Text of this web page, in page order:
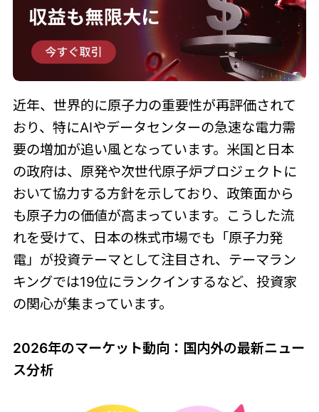
近年、世界的に原子力の重要性が再評価されて
おり、特にAIやデータセンターの急速な電力需
要の増加が追い風となっています。米国と日本
の政府は、原発や次世代原子炉プロジェクトに
おいて協力する方針を示しており、政策面から
も原子力の価値が高まっています。こうした流
れを受けて、日本の株式市場でも「原子力発
電」が投資テーマとして注目され、テーマラン
キングでは19位にランクインするなど、投資家
の関心が集まっています。
2026年のマーケット動向：国内外の最新ニュー
ス分析